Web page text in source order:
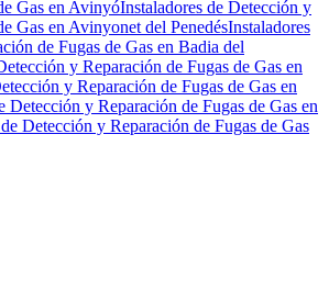
Gas en AvinyóInstaladores de Detección y
Gas en Avinyonet del PenedésInstaladores
de Fugas de Gas en Badia del
y Reparación de Fugas de Gas en
y Reparación de Fugas de Gas en
Detección y Reparación de Fugas de Gas en
Detección y Reparación de Fugas de Gas